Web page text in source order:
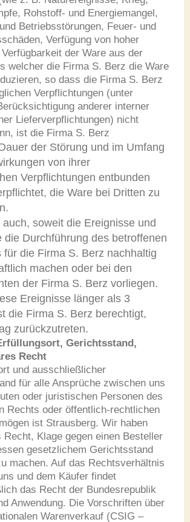
Rohstoff- und Energiemangel,
Betriebsstörungen, Feuer- und
Verfügung von hoher
der Ware aus der
welcher die Firma S. Berz die Ware
so dass die Firma S. Berz
Verpflichtungen (unter
anderer interner
Lieferverpflichtungen) nicht
ist die Firma S. Berz
der Störung und im Umfang
von ihrer
Verpflichtungen entbunden
die Ware bei Dritten zu
auch, soweit die Ereignisse und
die Durchführung des betroffenen
für die Firma S. Berz nachhaltig
machen oder bei den
der Firma S. Berz vorliegen.
Ereignisse länger als 3
die Firma S. Berz berechtigt,
zurückzutreten.
Gerichtsstand,
Recht
und ausschließlicher
für alle Ansprüche zwischen uns
oder juristischen Personen des
Rechts oder öffentlich-rechtlichen
ist Strausberg. Wir haben
Recht, Klage gegen einen Besteller
gesetzlichem Gerichtsstand
machen. Auf das Rechtsverhältnis
und dem Käufer findet
das Recht der Bundesrepublik
Anwendung. Die Vorschriften über
Warenverkauf (CSIG –